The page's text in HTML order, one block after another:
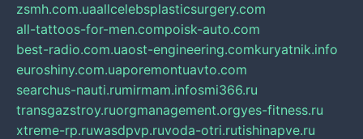
zsmh.com.uaallcelebsplasticsurgery.com
all-tattoos-for-men.compoisk-auto.com
best-radio.com.uaost-engineering.comkuryatnik.info
euroshiny.com.uaporemontuavto.com
searchus-nauti.rumirmam.infosmi366.ru
transgazstroy.ruorgmanagement.orgyes-fitness.ru
xtreme-rp.ruwasdpvp.ruvoda-otri.rutishinapve.ru